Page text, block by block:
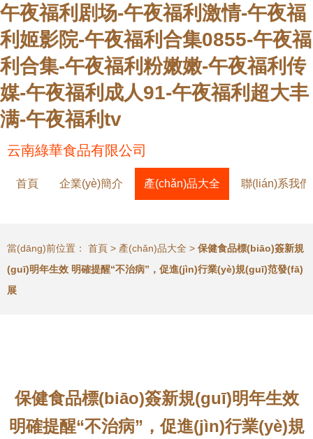
午夜福利剧场-午夜福利激情-午夜福
利姬影院-午夜福利合集0855-午夜福
利合集-午夜福利粉嫩嫩-午夜福利传
媒-午夜福利成人91-午夜福利超大丰
满-午夜福利tv
云南綠華食品有限公司
首頁 企業(yè)簡介 產(chǎn)品大全 聯(lián)系我們
當(dāng)前位置： 首頁 > 產(chǎn)品大全 > 保健食品標(biāo)簽新規
(guī)明年生效 明確提醒“不治病”，促進(jìn)行業(yè)規(guī)范發(fā)
展
保健食品標(biāo)簽新規(guī)明年生效
明確提醒“不治病”，促進(jìn)行業(yè)規